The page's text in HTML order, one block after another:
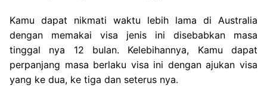
Kamu dapat nikmati waktu lebih lama di Australia
dengan memakai visa jenis ini disebabkan masa
tinggal nya 12 bulan. Kelebihannya, Kamu dapat
perpanjang masa berlaku visa ini dengan ajukan visa
yang ke dua, ke tiga dan seterus nya.